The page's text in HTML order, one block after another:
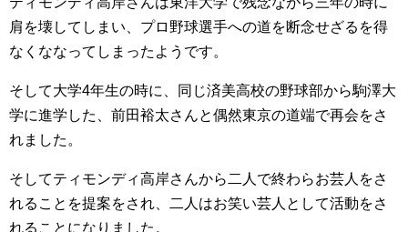
肩を壊してしまい、プロ野球選手への道を断念せざるを得
なくななってしまったようです。
そして大学4年生の時に、同じ済美高校の野球部から駒澤大
学に進学した、前田裕太さんと偶然東京の道端で再会をさ
れました。
そしてティモンディ高岸さんから二人で終わらお芸人をさ
れることを提案をされ、二人はお笑い芸人として活動をさ
れることになりました。